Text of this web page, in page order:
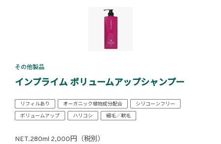
その他製品
インプライム ボリュームアップシャンプー
リフィルあり オーガニック植物成分配合
シリコーンフリー
ボリュームアップ
ハリコシ 細毛／軟毛
NET.280ml 2,000円（税別）